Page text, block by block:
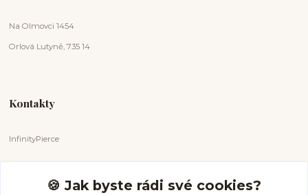
Na Olmovci 1454
Orlová Lutyně, 735 14
Kontakty
InfinityPierce
+420 731 681 038
🍪 Jak byste rádi své cookies?